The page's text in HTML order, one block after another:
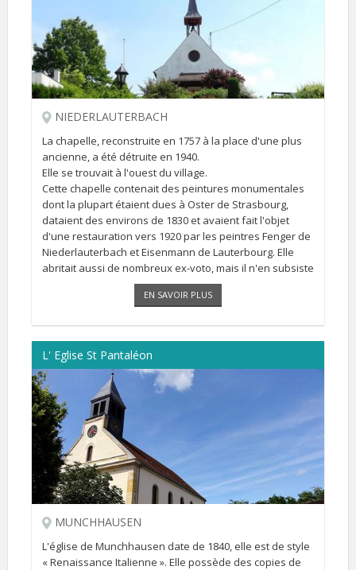
NIEDERLAUTERBACH
La chapelle, reconstruite en 1757 à la place d'une plus
ancienne, a été détruite en 1940.
Elle se trouvait à l'ouest du village.
Cette chapelle contenait des peintures monumentales
dont la plupart étaient dues à Oster de Strasbourg,
dataient des environs de 1830 et avaient fait l'objet
d'une restauration vers 1920 par les peintres Fenger de
Niederlauterbach et Eisenmann de Lauterbourg. Elle
abritait aussi de nombreux ex-voto, mais il n'en subsiste
apparemment aucun [...]
EN SAVOIR PLUS
L' Eglise St Pantaléon
MUNCHHAUSEN
L'église de Munchhausen date de 1840, elle est de style
« Renaissance Italienne ». Elle possède des copies de